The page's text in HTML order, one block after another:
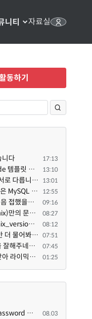
니티 자료실
동하기
니다 17:13
라라벨에서 사용하는 Blade 템플릿 문법을 라이믹스에서도 일부분 도입하였는데, 양쪽의 템플릿 매뉴얼 분량... 13:10
없음, NULL, 빈 문자열은 서로 다릅니다. 예전에는 대충 써도 서로 통용되었지만, 그것 때문에 버그나 보안... 13:01
기본적인 ORDER BY 문법은 MySQL 초기 버전이든 MariaDB 최신 버전이든 차이가 없습니다. 라이믹스 게시판에... 12:55
네, 감사합니다. 저는 xe 처음 접했을때 XE 문법으로 만들었다고 해서 xe코드들이 php와 전혀 다른것 같이 ... 09:16
php 코드에서 "XE(Rhymix)만의 문법"이라는건 존재하지도 않고 별도의 인터프리터를 만들지 않는한 쓸 수도 ... 08:27
관리자 서버 보기 에 rhymix_version : 2.1.35 php : 7.4.3 (64-bit) db.type : mysql (innodb, utf8mb4) db... 08:12
와우..감사합니다. 한가지만 더 물어봐도 되겠는지요. Password.php 파일안에 클래스와 함수들은 순수 php ... 07:51
감사합니다. 구글이 답변을 잘해주네요. 저는 지금까지 md5 에 머물러 있었네요. md5는 구석기 알고리즘이 ... 07:45
그동안 챚지피티의 도움 받아 라이믹스 2.1.35 로 업그레이드 잘 한 것은 부인할 수 없는 사실입니다. 그런... 01:25
R\F\Password::checkPassword 함수 해시 알고리즘을 암시적으로 호출하는 경우 Argon2id 해시 비교 실패 08.03